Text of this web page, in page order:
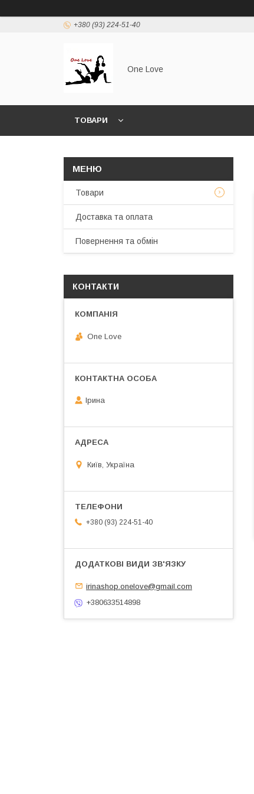
+380 (93) 224-51-40
One Love
ТОВАРИ
Товари
Доставка та оплата
Повернення та обмін
КОНТАКТИ
One Love
Ірина
Київ, Україна
+380 (93) 224-51-40
irinashop.onelove@gmail.com
+380633514898